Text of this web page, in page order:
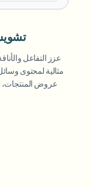
عزز التفاعل
عروض المنتجات،